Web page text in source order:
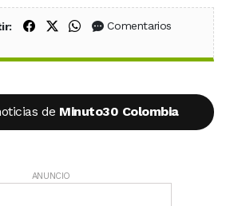
Compartir en Facebook
Compartir en X (Twitter)
Compartir en WhatsApp
Comentarios
de Minuto30 Colombia
ANUNCIO